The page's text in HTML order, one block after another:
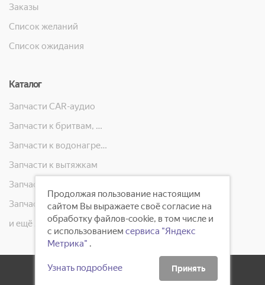
Заказы
Список желаний
Список ожидания
Каталог
Запчасти CAR-аудио
Запчасти к бритвам, машинкам для стрижки, фенам, эпиляторам, зубным щёткам
Запчасти к водонагревателям
Запчасти к вытяжкам
Запчасти к масляным радиаторам, вентиляторам, увлажнителям воздуха и теплотехнике
и ещё 23 категорий
2008 - 2026 © ГлавБытСервис
Продолжая пользование настоящим
сайтом Вы выражаете своё согласие на
обработку файлов-cookie, в том числе и
с использованием сервиса "Яндекс
Метрика" .
Узнать подробнее Принять